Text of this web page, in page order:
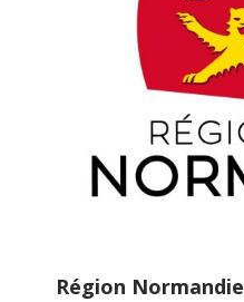
Région Normandie